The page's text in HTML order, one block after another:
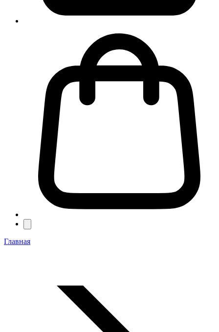
Главная